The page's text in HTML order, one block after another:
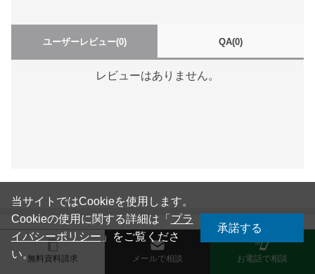
ユーザーレビュー(0) QA(0)
レビューはありません。
製品を探す
無料資料請求 メールで相談 お電話で相談
当サイトではCookieを使用します。
Cookieの使用に関する詳細は「 プラ
イバシーポリシー 」をご覧くださ
い。
承諾する